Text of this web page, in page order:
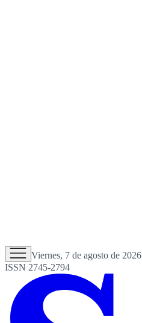
Viernes, 7 de agosto de 2026
ISSN 2745-2794